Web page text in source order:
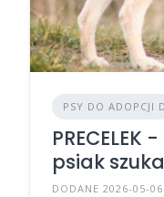
PSY DO ADOPCJI
psiak
DODANE 2026-05-06